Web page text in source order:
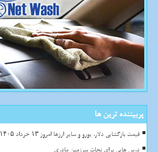
پربیننده ترین ها
قیمت بازگشایی دلار، یورو و سایر ارزها امروز ۱۳ خرداد ۱۴۰۵ به همراه جدول